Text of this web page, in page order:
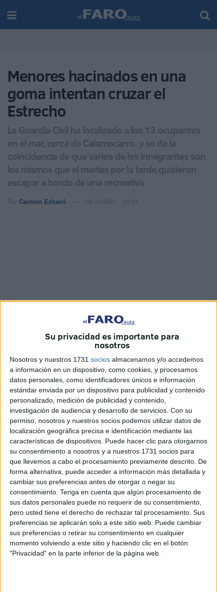
Su privacidad es importante para
nosotros
Nosotros y nuestros 1731 socios almacenamos y/o accedemos
a información en un dispositivo, como cookies, y procesamos
datos personales, como identificadores únicos e información
estándar enviada por un dispositivo para publicidad y contenido
personalizado, medición de publicidad y contenido,
investigación de audiencia y desarrollo de servicios. Con su
permiso, nosotros y nuestros socios podemos utilizar datos de
localización geográfica precisa e identificación mediante las
características de dispositivos. Puede hacer clic para otorgarnos
su consentimiento a nosotros y a nuestros 1731 socios para
que llevemos a cabo el procesamiento previamente descrito. De
forma alternativa, puede acceder a información más detallada y
cambiar sus preferencias antes de otorgar o negar su
consentimiento. Tenga en cuenta que algún procesamiento de
sus datos personales puede no requerir de su consentimiento,
pero usted tiene el derecho de rechazar tal procesamiento. Sus
preferencias se aplicarán solo a este sitio web. Puede cambiar
sus preferencias o retirar su consentimiento en cualquier
momento volviendo a este sitio y haciendo clic en el botón
"Privacidad" en la parte inferior de la página web.
Menores hacinados en una
goma intentan cruzar el
Estrecho
La Guardia Civil ha localizado a los 13 ocupantes
en el mar, cerca de Calamocarro, y se da la
coincidencia de que varios de los inmigrantes son
los mismos que el martes por la tarde quisieron
escapar a bordo de una recreativa
Por Carmen Echarri 06/10/2021 - 10:30
LaGuardia Civilde Ceuta ha interceptado a 13
marroquíes que pretendían llegar a la Península a bordo
de una pequeña embarcación. Una goma de reducidas
dimensiones que habían elegido como vía para cruzar el
Estrecho. Un pase arriesgado para sus vidas y
protagonizado por 13 varones entre los que había varios
adolescentes. Y se da una coincidencia, algunos de los
que han intentado este viaje a la desesperada son los
mismos que laBenemérita había interceptado pocas
horas antes, en la tarde del martes, cuando esa vez
emplearon una recreativa para conseguir el mismo fin.
No lo han conseguido. De nuevo se han topado con los
controles de un Servicio Marítimo que vigila las costas de